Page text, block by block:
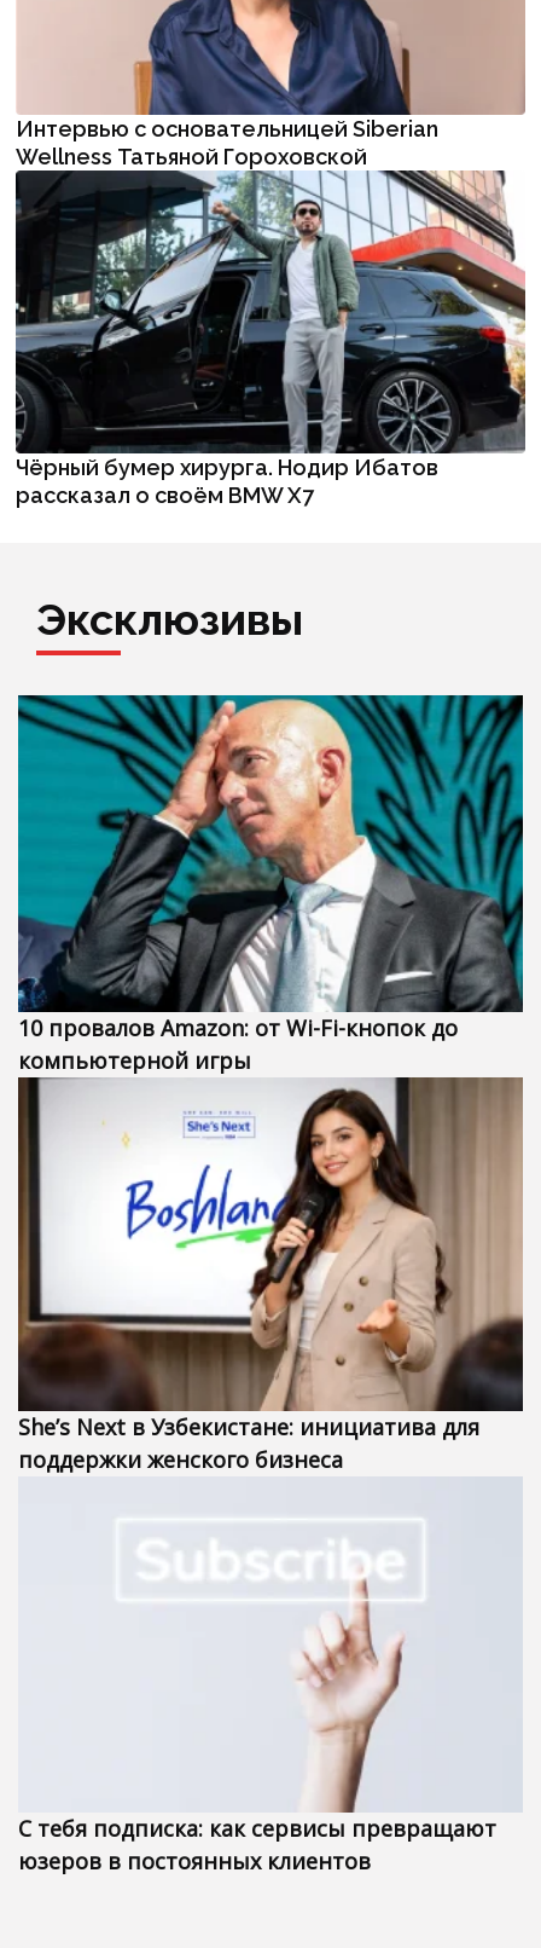
Интервью с основательницей Siberian
Wellness Татьяной Гороховской
Чёрный бумер хирурга. Нодир Ибатов
рассказал о своём BMW X7
Эксклюзивы
10 провалов Amazon: от Wi-Fi-кнопок до
компьютерной игры
She’s Next в Узбекистане: инициатива для
поддержки женского бизнеса
С тебя подписка: как сервисы превращают
юзеров в постоянных клиентов